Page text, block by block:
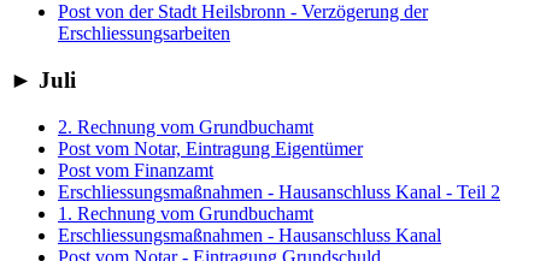
Post von der Stadt Heilsbronn - Verzögerung der
Erschliessungsarbeiten
► Juli
2. Rechnung vom Grundbuchamt
Post vom Notar, Eintragung Eigentümer
Post vom Finanzamt
Erschliessungsmaßnahmen - Hausanschluss Kanal - Teil 2
1. Rechnung vom Grundbuchamt
Erschliessungsmaßnahmen - Hausanschluss Kanal
Post vom Notar - Eintragung Grundschuld